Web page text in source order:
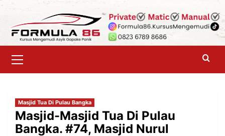
content
Menu
Masjid Tua Di Pulau Bangka
Masjid-Masjid Tua Di Pulau
Bangka. #74, Masjid Nurul